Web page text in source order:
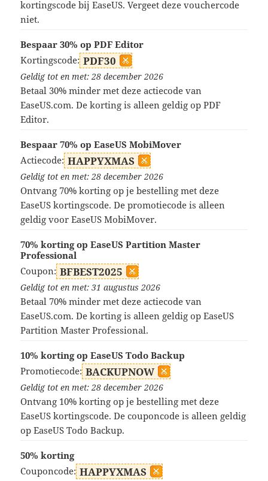
kortingscode bij EaseUS. Vergeet deze vouchercode
niet.
Bespaar 30% op PDF Editor
Kortingscode: PDF30
Geldig tot en met: 28 december 2026
Betaal 30% minder met deze actiecode van
EaseUS.com. De korting is alleen geldig op PDF
Editor.
Bespaar 70% op EaseUS MobiMover
Actiecode: HAPPYXMAS
Geldig tot en met: 28 december 2026
Ontvang 70% korting op je bestelling met deze
EaseUS kortingscode. De promotiecode is alleen
geldig voor EaseUS MobiMover.
70% korting op EaseUS Partition Master
Professional
Coupon: BFBEST2025
Geldig tot en met: 31 augustus 2026
Betaal 70% minder met deze actiecode van
EaseUS.com. De korting is alleen geldig op EaseUS
Partition Master Professional.
10% korting op EaseUS Todo Backup
Promotiecode: BACKUPNOW
Geldig tot en met: 28 december 2026
Ontvang 10% korting op je bestelling met deze
EaseUS kortingscode. De couponcode is alleen geldig
op EaseUS Todo Backup.
50% korting
Couponcode: HAPPYXMAS